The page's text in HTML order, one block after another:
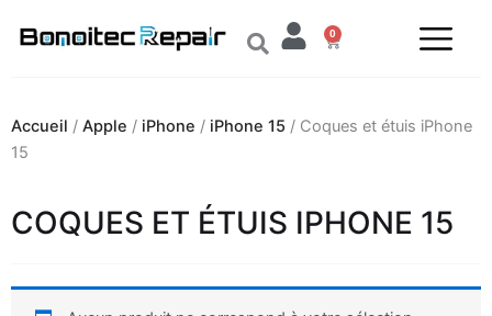
0
Panier
Accueil / Apple / iPhone / iPhone 15 / Coques et étuis iPhone
15
COQUES ET ÉTUIS IPHONE 15